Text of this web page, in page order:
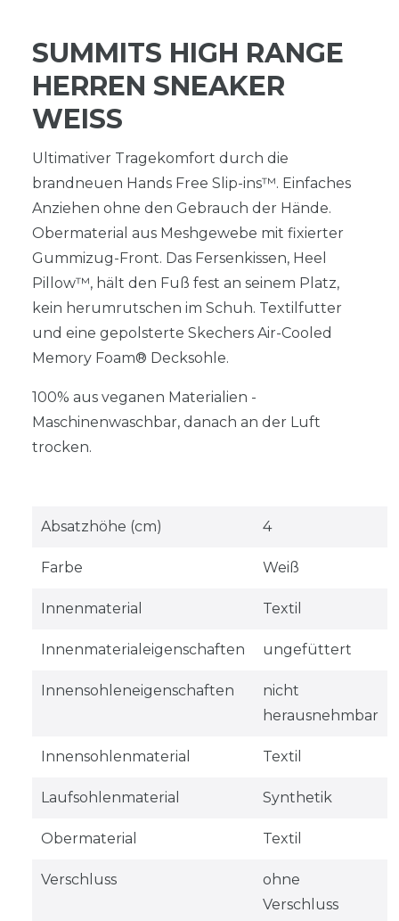
SUMMITS HIGH RANGE
HERREN SNEAKER
WEISS
Ultimativer Tragekomfort durch die
brandneuen Hands Free Slip-ins™. Einfaches
Anziehen ohne den Gebrauch der Hände.
Obermaterial aus Meshgewebe mit fixierter
Gummizug-Front. Das Fersenkissen, Heel
Pillow™, hält den Fuß fest an seinem Platz,
kein herumrutschen im Schuh. Textilfutter
und eine gepolsterte Skechers Air-Cooled
Memory Foam® Decksohle.
100% aus veganen Materialien -
Maschinenwaschbar, danach an der Luft
trocken.
Absatzhöhe (cm) 4
Farbe Weiß
Innenmaterial Textil
Innenmaterialeigenschaften ungefüttert
Innensohleneigenschaften
nicht
herausnehmbar
Innensohlenmaterial Textil
Laufsohlenmaterial Synthetik
Obermaterial Textil
Verschluss
ohne
Verschluss